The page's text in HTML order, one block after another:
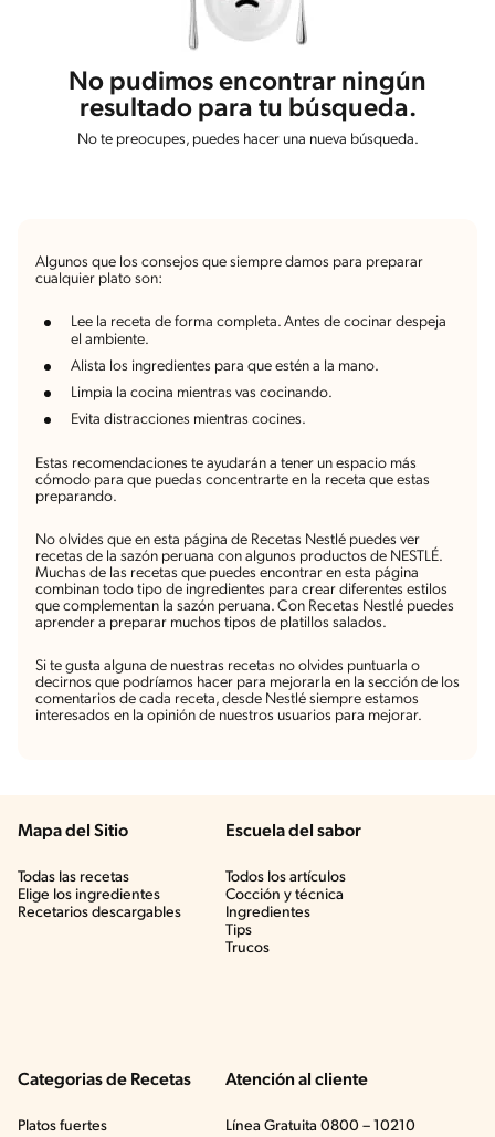
No pudimos encontrar ningún
resultado para tu búsqueda.
No te preocupes, puedes hacer una nueva búsqueda.
Algunos que los consejos que siempre damos para preparar
cualquier plato son:
Lee la receta de forma completa. Antes de cocinar despeja
el ambiente.
Alista los ingredientes para que estén a la mano.
Limpia la cocina mientras vas cocinando.
Evita distracciones mientras cocines.
Estas recomendaciones te ayudarán a tener un espacio más
cómodo para que puedas concentrarte en la receta que estas
preparando.
No olvides que en esta página de Recetas Nestlé puedes ver
recetas de la sazón peruana con algunos productos de NESTLÉ.
Muchas de las recetas que puedes encontrar en esta página
combinan todo tipo de ingredientes para crear diferentes estilos
que complementan la sazón peruana. Con Recetas Nestlé puedes
aprender a preparar muchos tipos de platillos salados.
Si te gusta alguna de nuestras recetas no olvides puntuarla o
decirnos que podríamos hacer para mejorarla en la sección de los
comentarios de cada receta, desde Nestlé siempre estamos
interesados en la opinión de nuestros usuarios para mejorar.
Mapa del Sitio
Todas las recetas
Elige los ingredientes
Recetarios descargables
Escuela del sabor
Todos los artículos
Cocción y técnica
Ingredientes
Tips
Trucos
Categorias de Recetas
Platos fuertes
Atención al cliente
Línea Gratuita 0800 – 10210